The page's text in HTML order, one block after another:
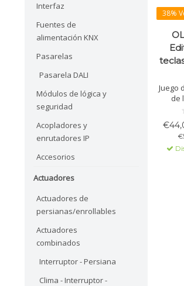
Interfaz
Fuentes de
alimentación KNX
Pasarelas
Pasarela DALI
Módulos de lógica y
seguridad
Acopladores y
enrutadores IP
Accesorios
Actuadores
Actuadores de
persianas/enrollables
Actuadores
combinados
Interruptor - Persiana
Clima - Interruptor -
38%
Juego
de